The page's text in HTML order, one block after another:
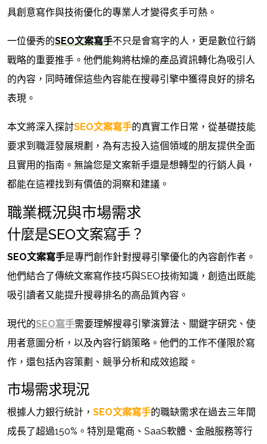
具創意寫作與技術優化的專業人才變得炙手可熱。
一位優秀的SEO文案寫手不只是會寫字的人，更是數位行銷
戰略的重要推手。他們能夠將枯燥的產品資訊轉化為吸引人
的內容，同時確保這些內容能在搜尋引擎中獲得良好的排名
表現。
本文將深入探討SEO文案寫手的真實工作日常，從基礎技能
要求到職涯發展規劃，為有志投入這個領域的朋友提供全面
且實用的指南。無論您是文案新手還是想轉型的行銷人員，
都能在這裡找到有價值的洞察和建議。
職業概況與市場需求
什麼是SEO文案寫手？
SEO文案寫手是專門創作針對搜尋引擎優化的內容創作者。
他們結合了傳統文案寫作技巧與SEO技術知識，創造出既能
吸引讀者又能提升搜尋排名的高品質內容。
現代的SEO寫手需要理解搜尋引擎演算法、關鍵字研究、使
用者意圖分析，以及內容行銷策略。他們的工作不僅限於寫
作，還包括內容策劃、競爭分析和成效追蹤。
市場需求現況
根據人力銀行統計， SEO文案寫手的職缺需求在過去三年間
成長了超過150%。特別是電商、SaaS軟體、金融服務等行